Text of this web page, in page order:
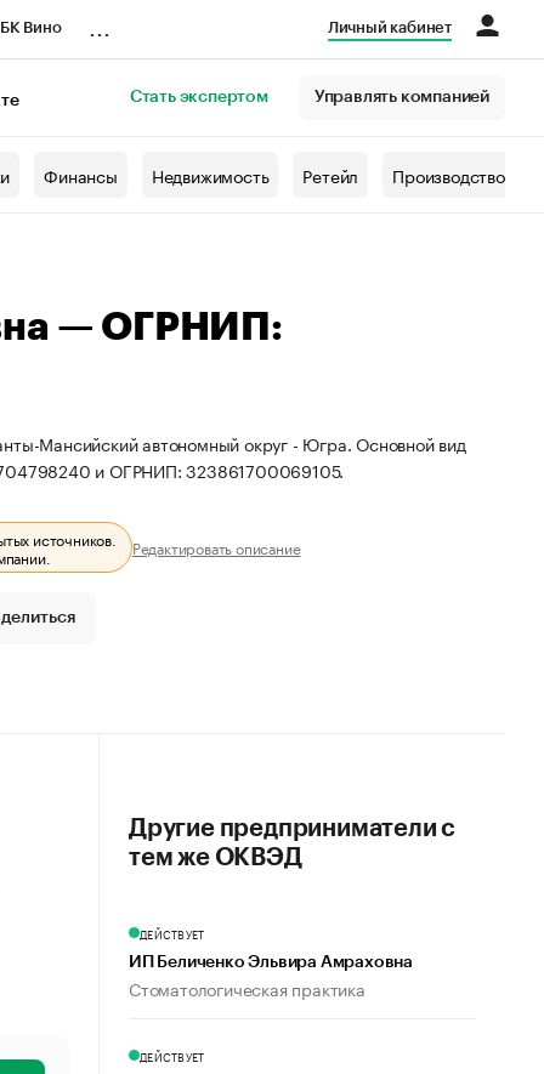
Вино Личный кабинет
Стать экспертом Управлять компанией
Финансы Недвижимость Ретейл Производство
— ОГРНИП:
Мансийский автономный округ - Югра. Основной вид
и ОГРНИП: 323861700069105.
источников.
Редактировать описание
Другие предприниматели с
тем же ОКВЭД
ДЕЙСТВУЕТ
ИП Беличенко Эльвира Амраховна
Стоматологическая практика
ДЕЙСТВУЕТ